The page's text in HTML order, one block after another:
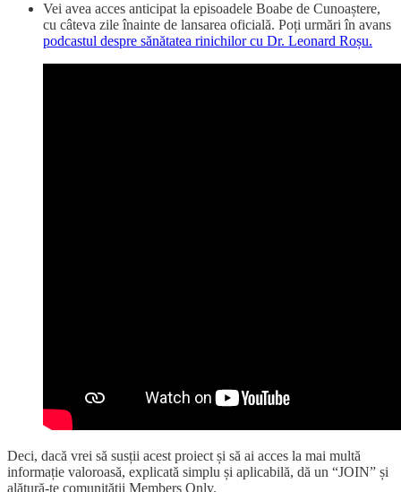
Vei avea acces anticipat la episoadele Boabe de Cunoaștere,
cu câteva zile înainte de lansarea oficială. Poți urmări în avans
podcastul despre sănătatea rinichilor cu Dr. Leonard Roșu.
Deci, dacă vrei să susții acest proiect și să ai acces la mai multă
informație valoroasă, explicată simplu și aplicabilă, dă un “JOIN” și
alătură-te comunității Members Only.